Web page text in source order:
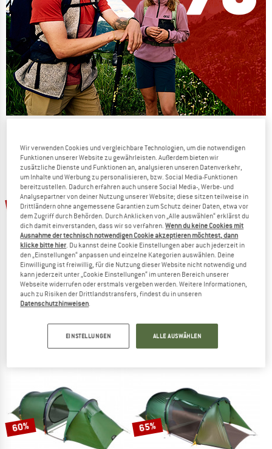
JETZT BIS ZU 50% RABATT
ZUM SOMMER SALE
40%
STOIC
NjavveSt. 3P
CHF 352.95CHF 211.77
5,0(1)
45%
STOIC
CHF 294.95CHF 162.22
4,0(1)
60% 65%
Wir verwenden Cookies und vergleichbare Technologien, um die notwendigen
Funktionen unserer Website zu gewährleisten. Außerdem bieten wir
zusätzliche Dienste und Funktionen an, analysieren unseren Datenverkehr,
um Inhalte und Werbung zu personalisieren, bzw. Social Media-Funktionen
bereitzustellen. Dadurch erfahren auch unsere Social Media-, Werbe- und
Analysepartner von deiner Nutzung unserer Website; diese sitzen teilweise in
Drittländern ohne angemessene Garantien zum Schutz deiner Daten, etwa vor
dem Zugriff durch Behörden. Durch Anklicken von „Alle auswählen“ erklärst du
dich damit einverstanden, dass wir so verfahren.Wenn du keine Cookies mit
Ausnahme der technisch notwendigen Cookie akzeptieren möchtest, dann
klicke bitte hier. Du kannst deine Cookie Einstellungen aber auch jederzeit in
den „Einstellungen“ anpassen und einzelne Kategorien auswählen. Deine
Einwilligung ist freiwillig, für die Nutzung dieser Website nicht notwendig und
kann jederzeit unter „Cookie Einstellungen“ im unteren Bereich unserer
Webseite widerrufen oder erstmals vergeben werden. Weitere Informationen,
auch zu Risiken der Drittlandstransfers, findest du in unseren
Datenschutzhinweisen.
EINSTELLUNGEN ALLE AUSWÄHLEN